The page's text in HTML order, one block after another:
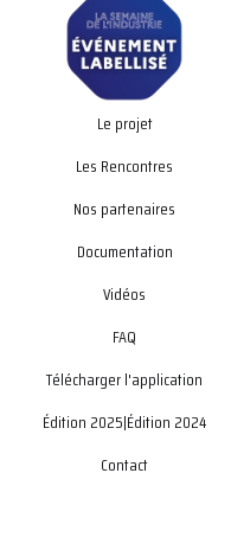
Le projet
Les Rencontres
Nos partenaires
Documentation
Vidéos
FAQ
Télécharger l'application
Édition 2025|Édition 2024
Contact